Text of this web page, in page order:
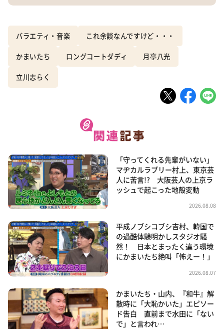
バラエティ・音楽 これ余談なんですけど・・・
かまいたち ロングコートダディ 月亭八光
立川志らく
「守ってくれる先輩がいない」
マヂカルラブリー村上、東京芸
人に苦言!? 大阪芸人の上京ラ
ッシュで起こった地殻変動
2026.08.08
平成ノブシコブシ吉村、韓国で
の過酷体験明かしスタジオ騒
然！ 日本とまったく違う環境
にかまいたち絶叫「怖えー！」
2026.08.07
かまいたち・山内、『和牛』解
散時に「大恥かいた」エピソー
ド告白 直前まで水田に「ない
で」と言われ…